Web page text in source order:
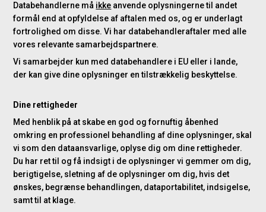
Databehandlerne må ikke anvende oplysningerne til andet
formål end at opfyldelse af aftalen med os, og er underlagt
fortrolighed om disse. Vi har databehandleraftaler med alle
vores relevante samarbejdspartnere.
Vi samarbejder kun med databehandlere i EU eller i lande,
der kan give dine oplysninger en tilstrækkelig beskyttelse.
Dine rettigheder
Med henblik på at skabe en god og fornuftig åbenhed
omkring en professionel behandling af dine oplysninger, skal
vi som den dataansvarlige, oplyse dig om dine rettigheder.
Du har ret til og få indsigt i de oplysninger vi gemmer om dig,
berigtigelse, sletning af de oplysninger om dig, hvis det
ønskes, begrænse behandlingen, dataportabilitet, indsigelse,
samt til at klage.